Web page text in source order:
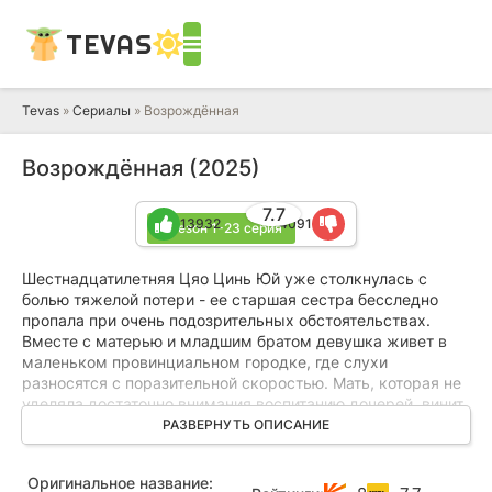
TEVAS
Tevas » Сериалы » Возрождённая
Возрождённая (2025)
1 сезон 1-23 серия
7.7
13932 4091
Шестнадцатилетняя Цяо Цинь Юй уже столкнулась с
болью тяжелой потери - ее старшая сестра бесследно
пропала при очень подозрительных обстоятельствах.
Вместе с матерью и младшим братом девушка живет в
маленьком провинциальном городке, где слухи
разносятся с поразительной скоростью. Мать, которая не
уделяла достаточно внимания воспитанию дочерей, винит
себя в случившемся и в спешке перевозит семью в
соседний Хуанджоу, надеясь начать все с чистого листа.
Однако позорные сплетни настигают их и на новом месте,
РАЗВЕРНУТЬ ОПИСАНИЕ
Оригинальное название: